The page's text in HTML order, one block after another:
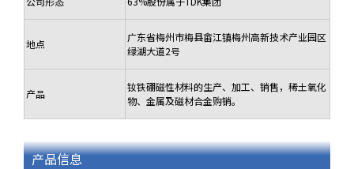
地点
广东省梅州市梅县畲江镇梅州高新技术产业园区
绿湖大道2号
产品
钕铁硼磁性材料的生产、加工、销售，稀土氧化
物、金属及磁材合金购销。
产品信息